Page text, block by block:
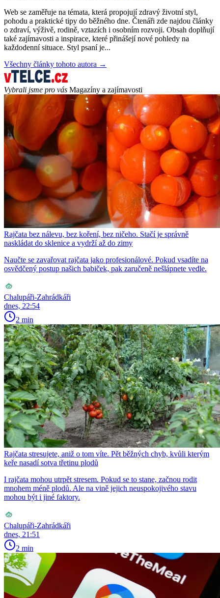
Web se zaměřuje na témata, která propojují zdravý životní styl,
pohodu a praktické tipy do běžného dne. Čtenáři zde najdou články
o zdraví, výživě, rodině, vztazích i osobním rozvoji. Obsah doplňují
také zajímavosti a inspirace, které přinášejí nové pohledy na
každodenní situace. Styl psaní je...
Všechny články tohoto autora →
Vybrali jsme pro vás Magazíny a zajímavosti
Rajčata bez nálevu, bez koření, bez ničeho. Stačí je správně
naskládat do sklenice a vydrží až do zimy
Naučte se zavařovat rajčata jako profesionálové. Pokud vsadíte na
osvědčený postup našich babiček, pak zaručeně nešlápnete vedle.
Chalupáři-Zahrádkáři
dnes, 22:54
2 min
Rajčata stresujete, aniž o tom víte. Pět běžných chyb, kvůli kterým
keře nasadí sotva třetinu plodů
I rajčata mohou utrpět stresem. Pokud se to stane, začnou rodit
mnohem méně plodů. Ale na vině jejich neuspokojivého stavu
mohou být i jiné faktory.
Chalupáři-Zahrádkáři
dnes, 21:51
2 min